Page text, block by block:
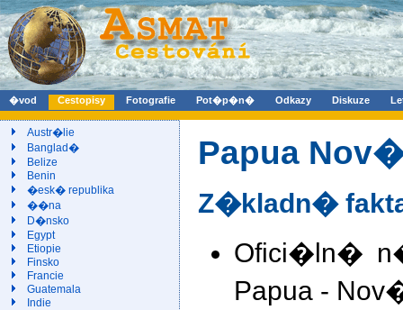
�vod Cestopisy Fotografie Pot�p�n� Odkazy Diskuze
Austr�lie
Banglad�
Belize
Benin
�esk� republika
��na
D�nsko
Egypt
Etiopie
Finsko
Francie
Guatemala
Indie
Papua
Z�kladn�
Ofici�ln�
Papua -